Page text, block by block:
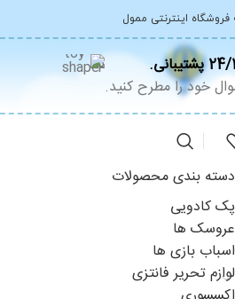
فروشگاه اینترنتی ممول
خود را مطرح کنید.
دسته بندی محصولات
پک کادویی
عروسک ها
اسباب بازی ها
لوازم تحریر فانتزی